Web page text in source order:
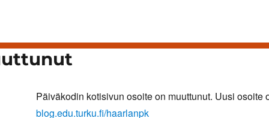
Päiväkodin kotisivun osoite on muuttunut. Uusi osoite
blog.edu.turku.fi/haarlanpk